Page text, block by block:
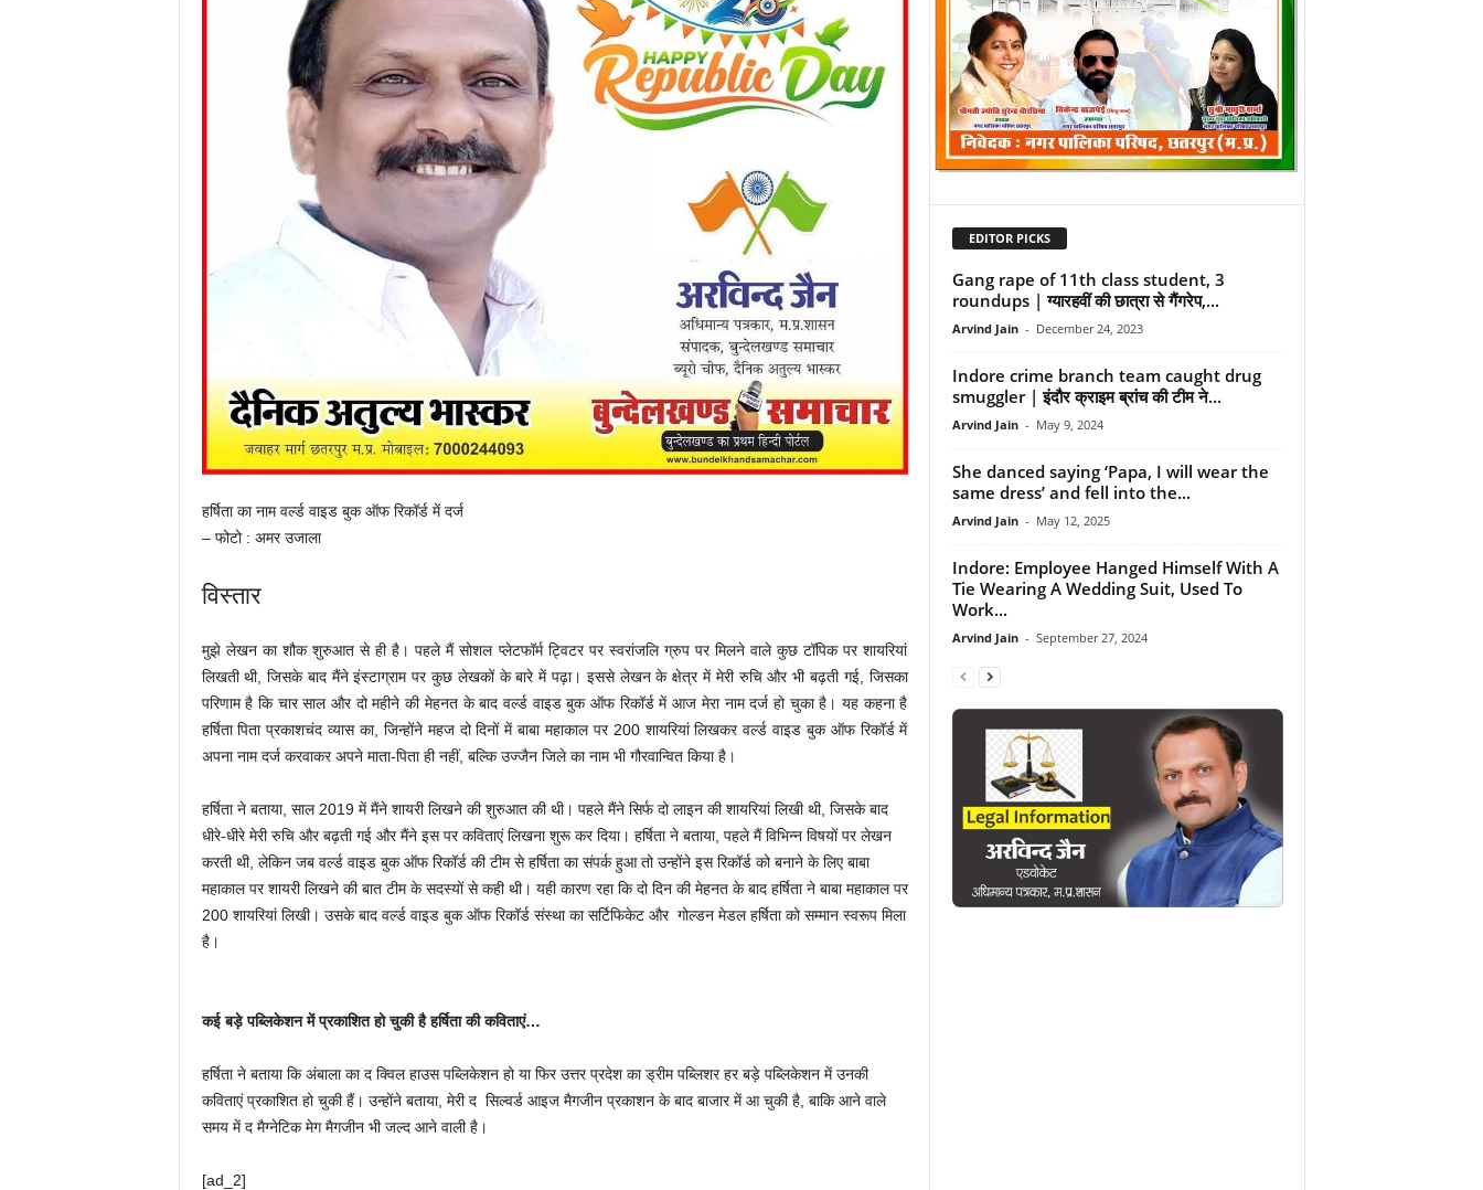
हर्षिता का नाम वर्ल्ड वाइड बुक ऑफ रिकॉर्ड में दर्ज
– फोटो : अमर उजाला
विस्तार
मुझे लेखन का शौक शुरुआत से ही है। पहले मैं सोशल प्लेटफॉर्म ट्विटर पर स्वरांजलि ग्रुप पर मिलने वाले कुछ टॉपिक पर शायरियां
लिखती थी, जिसके बाद मैंने इंस्टाग्राम पर कुछ लेखकों के बारे में पढ़ा। इससे लेखन के क्षेत्र में मेरी रुचि और भी बढ़ती गई, जिसका
परिणाम है कि चार साल और दो महीने की मेहनत के बाद वर्ल्ड वाइड बुक ऑफ रिकॉर्ड में आज मेरा नाम दर्ज हो चुका है। यह कहना है
हर्षिता पिता प्रकाशचंद व्यास का, जिन्होंने महज दो दिनों में बाबा महाकाल पर 200 शायरियां लिखकर वर्ल्ड वाइड बुक ऑफ रिकॉर्ड में
अपना नाम दर्ज करवाकर अपने माता-पिता ही नहीं, बल्कि उज्जैन जिले का नाम भी गौरवान्वित किया है।
हर्षिता ने बताया, साल 2019 में मैंने शायरी लिखने की शुरुआत की थी। पहले मैंने सिर्फ दो लाइन की शायरियां लिखी थी, जिसके बाद
धीरे-धीरे मेरी रुचि और बढ़ती गई और मैंने इस पर कविताएं लिखना शुरू कर दिया। हर्षिता ने बताया, पहले मैं विभिन्न विषयों पर लेखन
करती थी, लेकिन जब वर्ल्ड वाइड बुक ऑफ रिकॉर्ड की टीम से हर्षिता का संपर्क हुआ तो उन्होंने इस रिकॉर्ड को बनाने के लिए बाबा
महाकाल पर शायरी लिखने की बात टीम के सदस्यों से कही थी। यही कारण रहा कि दो दिन की मेहनत के बाद हर्षिता ने बाबा महाकाल पर
200 शायरियां लिखी। उसके बाद वर्ल्ड वाइड बुक ऑफ रिकॉर्ड संस्था का सर्टिफिकेट और गोल्डन मेडल हर्षिता को सम्मान स्वरूप मिला
है।
कई बड़े पब्लिकेशन में प्रकाशित हो चुकी है हर्षिता की कविताएं…
हर्षिता ने बताया कि अंबाला का द क्विल हाउस पब्लिकेशन हो या फिर उत्तर प्रदेश का ड्रीम पब्लिशर हर बड़े पब्लिकेशन में उनकी
कविताएं प्रकाशित हो चुकी हैं। उन्होंने बताया, मेरी द सिल्वर्ड आइज मैगजीन प्रकाशन के बाद बाजार में आ चुकी है, बाकि आने वाले
समय में द मैग्नेटिक मेग मैगजीन भी जल्द आने वाली है।
[ad_2]
EDITOR PICKS
Gang rape of 11th class student, 3
roundups | ग्यारहवीं की छात्रा से गैंगरेप,...
Arvind Jain - December 24, 2023
Indore crime branch team caught drug
smuggler | इंदौर क्राइम ब्रांच की टीम ने...
Arvind Jain - May 9, 2024
She danced saying ‘Papa, I will wear the
same dress’ and fell into the...
Arvind Jain - May 12, 2025
Indore: Employee Hanged Himself With A
Tie Wearing A Wedding Suit, Used To
Work...
Arvind Jain - September 27, 2024